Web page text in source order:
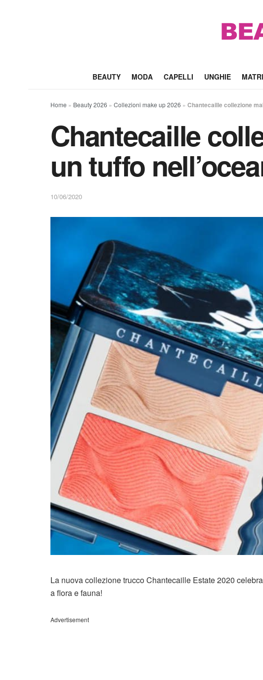
BEAUTY MODA CAPELLI UNGHIE
Home » Beauty 2026 » Collezioni make up 2026 » Chantecaille collezione
Chantecaille
un tuffo
10/06/2020
La nuova collezione trucco Chantecaille Estate 2020
a flora e fauna!
Advertisement